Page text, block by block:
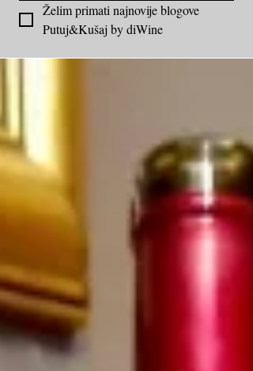
Želim primati najnovije blogove
Putuj&Kušaj by diWine